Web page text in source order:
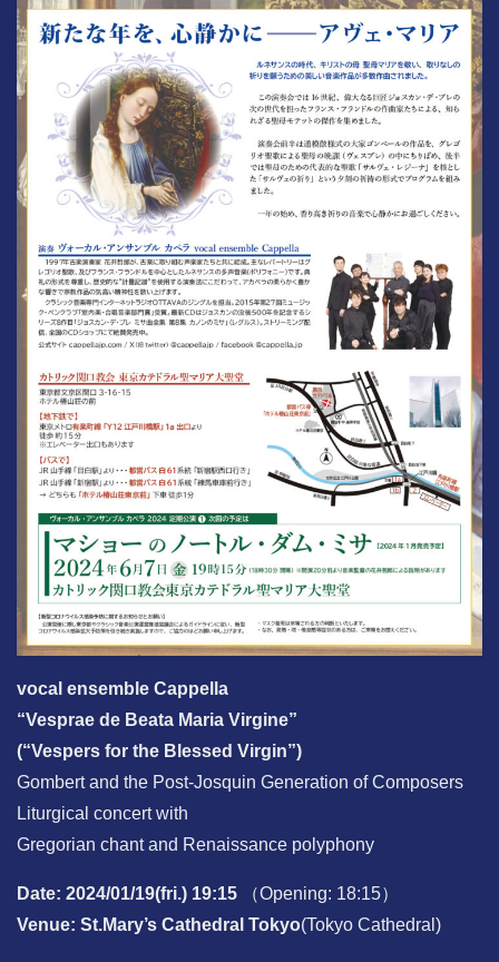
vocal ensemble Cappella
“Vesprae de Beata Maria Virgine”
(“Vespers for the Blessed Virgin”)
Gombert and the Post-Josquin Generation of Composers
Liturgical concert with
Gregorian chant and Renaissance polyphony
Date: 2024/01/19(fri.) 19:15 （Opening: 18:15）
Venue: St.Mary’s Cathedral Tokyo(Tokyo Cathedral)